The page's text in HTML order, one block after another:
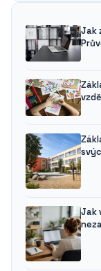
Jak
Jak